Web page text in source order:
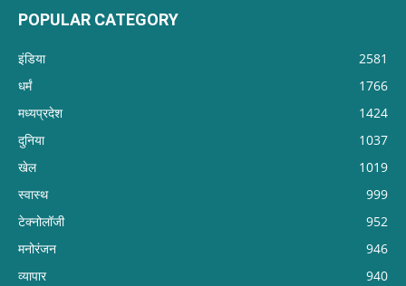
POPULAR CATEGORY
इंडिया
2581
धर्मं
1766
मध्यप्रदेश
1424
दुनिया
1037
खेल
1019
स्वास्थ
999
टेक्नोलॉजी
952
मनोरंजन
946
व्यापार
940